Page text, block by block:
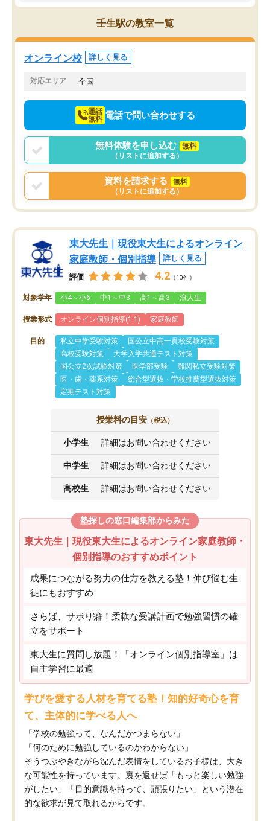
思っていました。何が今足りないのか
を的確に指導いただき、子どももびっ
くりするほど楽しんでやる気を持って
塾を受けています。狙い通り、少しず
つ成績も上がり、苦手意識も無くなっ
てきたので、さらに苦手な数学も追加
でお願いしました。来年の高校受験に
スト、多少お金がかかっ
壬生駅の教室一覧
オンライン校 詳しく見る
対応エリア 全国
通話
無料 電話で問い合わせする
無料体験を申し込む
無料
（リストに追加する）
資料を請求する
無料
（リストに追加する）
東大先生｜現役東大生によるオンライン
家庭教師・個別指導
詳しく見る
評価 4.2 （10件）
対象学年 小4～小6 中1～中3 高1～高3 浪人生
授業形式 オンライン個別指導(1:1) 家庭教師
目的 私立中学受験対策
国公立中高一貫校受験対策
高校受験対策
大学入学共通テスト対策
国公立2次試験対策
医学部受験
難関私立受験対策
医・歯・薬系対策
総合型選抜・学校推薦型選抜対策
定期テスト対策
授業料の目安 （税込）
小学生 詳細はお問い合わせください
中学生 詳細はお問い合わせください
高校生 詳細はお問い合わせください
塾探しの窓口編集部からみた
東大先生｜現役東大生によるオンライン家庭教師・
個別指導のおすすめポイント
成果につながる努力の仕方を教える塾！伸び悩む生
徒にもおすすめ
さらば、サボり癖！柔軟な受講計画で勉強習慣の確
立をサポート
東大生に質問し放題！「オンライン個別指導室」は
自主学習に最適
学びを愛する人材を育てる塾！知的好奇心を育
て、主体的に学べる人へ
「学校の勉強って、なんだかつまらない」
「何のために勉強しているのかわからない」
そうつぶやきながら沈んだ表情をしているお子様は、大き
な可能性を持っています。裏を返せば「もっと楽しい勉強
がしたい」「目的意識を持って、頑張りたい」という潜在
的な欲求が見て取れるからです。